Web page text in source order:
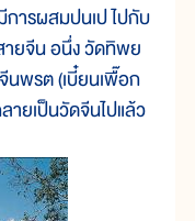
ารผสมปนเป ไปกับ
ายจีน อนึ่ง วัดทิพย
นพรต (เบี๋ยนเพื๊อก
ายเป็นวัดจีนไปแล้ว